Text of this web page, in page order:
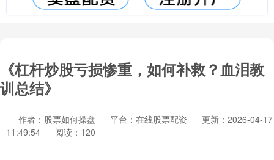
《杠杆炒股亏损惨重，如何补救？血泪教
训总结》
作者：股票如何操盘 平台：在线股票配资
更新：2026-04-17
11:49:54
阅读：120